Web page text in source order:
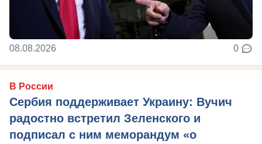
08.08.2026 0
В России
Сербия поддерживает Украину: Вучич
радостно встретил Зеленского и
подписал с ним меморандум «о